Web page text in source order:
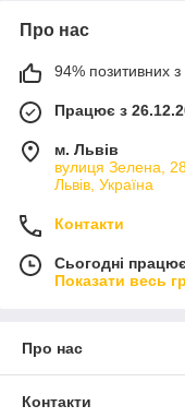
Про нас
94% позитивних з
Працює з
м. Львів
вулиця Зелена,
Львів, Україна
Контакти
Сьогодні
Показати весь
Про нас
Контакти